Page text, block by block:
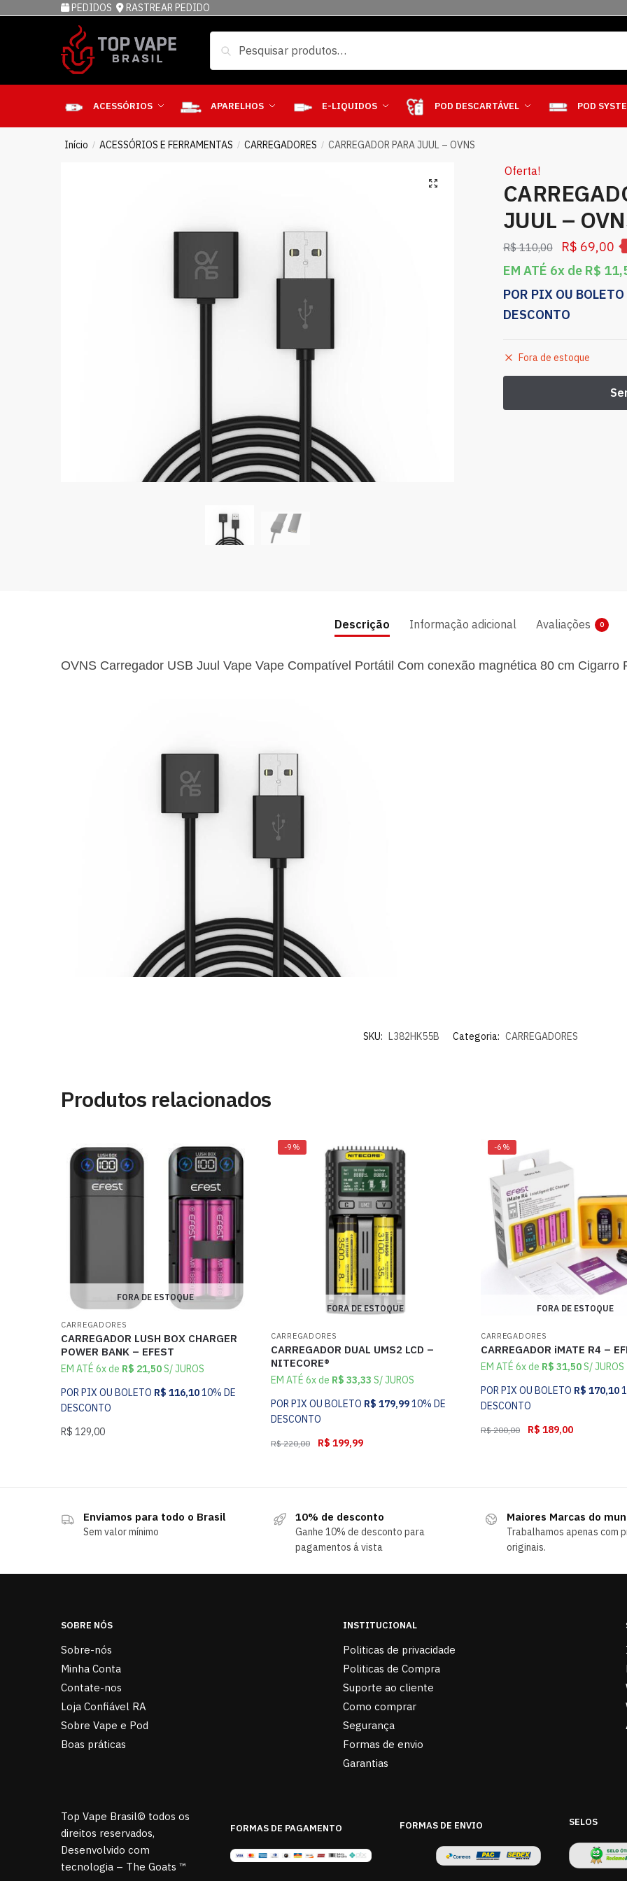
PEDIDOS RASTREAR PEDIDO
ACESSÓRIOS APARELHOS E-LIQUIDOS POD DESCARTÁVEL POD
Início / ACESSÓRIOS E FERRAMENTAS / CARREGADORES / CARREGADOR PARA JUUL – OVNS
Oferta!
JUUL –
R$110,00 R$ 69,00
EM ATÉ 6x de R$
POR PIX OU BOLETO
DESCONTO
Fora de estoque
Descrição Informação adicional Avaliações 0
OVNS Carregador USB Juul Vape Vape Compatível Portátil Com conexão magnética 80 cm Cigarro
SKU: L382HK55B Categoria: CARREGADORES
Produtos relacionados
FORA DE ESTOQUE
CARREGADORES
CARREGADOR LUSH BOX CHARGER
POWER BANK – EFEST
EM ATÉ 6x de R$ 21,50S/ JUROS
POR PIX OU BOLETO R$ 116,1010% DE
DESCONTO
R$ 129,00
-9%
FORA DE ESTOQUE
CARREGADORES
CARREGADOR DUAL UMS2 LCD –
NITECORE®
EM ATÉ 6x de R$ 33,33 S/ JUROS
POR PIX OU BOLETO R$ 179,9910% DE
DESCONTO
R$220,00 R$ 199,99
-6%
FORA DE ESTOQUE
CARREGADORES
CARREGADOR iMATE R4 –
EM ATÉ 6x de R$ 31,50S/ JUROS
POR PIX OU BOLETO R$ 170,10
DESCONTO
R$200,00 R$ 189,00
Enviamos para todo o Brasil
Sem valor mínimo
10% de desconto
Ganhe 10% de desconto para
pagamentos á vista
Maiores Marcas do
Trabalhamos apenas com
originais.
SOBRE NÓS
Sobre-nós
Minha Conta
Contate-nos
Loja Confiável RA
Sobre Vape e Pod
Boas práticas
INSTITUCIONAL
Politicas de privacidade
Politicas de Compra
Suporte ao cliente
Como comprar
Segurança
Formas de envio
Garantias
Top Vape Brasil© todos os
direitos reservados,
Desenvolvido com
tecnologia – The Goats ™
FORMAS DE PAGAMENTO FORMAS DE ENVIO SELOS